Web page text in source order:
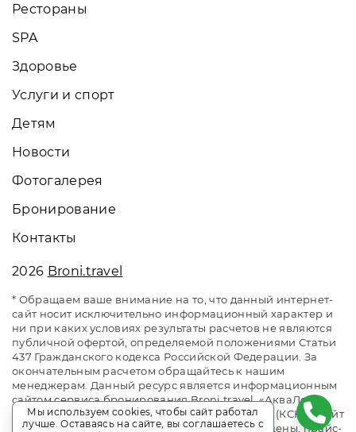
Рестораны
SPA
Здоровье
Услуги и спорт
Детям
Новости
Фотогалерея
Бронирование
Контакты
2026 Broni.travel
* Обращаем ваше внимание на то, что данный интернет-
сайт носит исключительно информационный характер и
ни при каких условиях результаты расчетов не являются
публичной офертой, определяемой положениями Статьи
437 Гражданского кодекса Российской Федерации. За
окончательным расчетом обращайтесь к нашим
менеджерам. Данный ресурс является информационным
сайтом сервиса бронирования Broni.travel. «АкваЛоо»
клинический санаторно-курортный комплекс (КСКК). Сайт
онлайн бронирования номеров. Актуальные цены, прайс-
Мы используем cookies, чтобы сайт работал
лучше. Оставаясь на сайте, вы соглашаетесь с